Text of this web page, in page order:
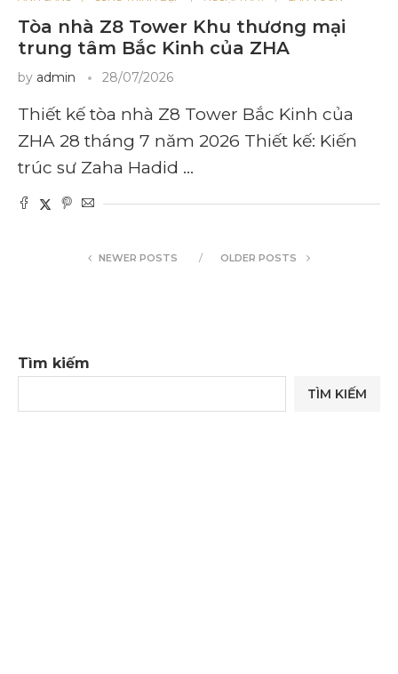
Tòa nhà Z8 Tower Khu thương mại
trung tâm Bắc Kinh của ZHA
by admin 28/07/2026
Thiết kế tòa nhà Z8 Tower Bắc Kinh của
ZHA 28 tháng 7 năm 2026 Thiết kế: Kiến
trúc sư Zaha Hadid …
NEWER POSTS OLDER POSTS
Tìm kiếm
TÌM KIẾM